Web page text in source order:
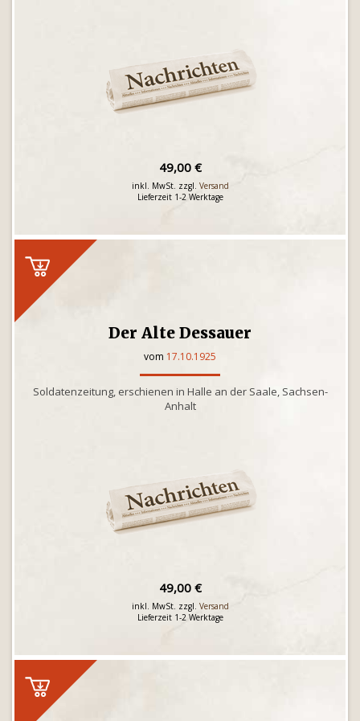
49,00 €
inkl. MwSt. zzgl. Versand
Lieferzeit 1-2 Werktage
Der Alte Dessauer
vom 17.10.1925
Soldatenzeitung, erschienen in Halle an der Saale, Sachsen-
Anhalt
49,00 €
inkl. MwSt. zzgl. Versand
Lieferzeit 1-2 Werktage